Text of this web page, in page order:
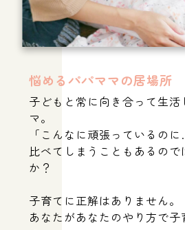
悩めるパパママの居場所
子どもと常に向き合って生活
マ。
「こんなに頑張っているの
比べてしまうこともあるので
か？
子育てに正解はありません。
あなたがあなたのやり方で子